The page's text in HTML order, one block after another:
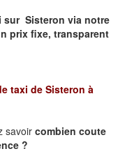
sur Sisteron via notre
prix fixe, transparent
taxi de Sisteron à
savoir combien coute
?